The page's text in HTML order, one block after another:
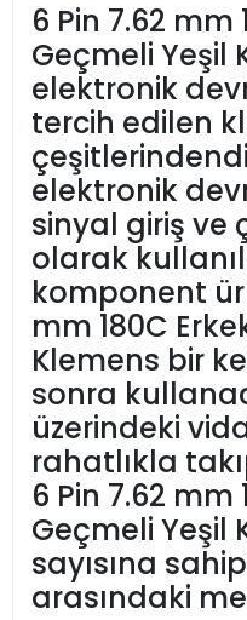
6 Pin 7.62 mm
Geçmeli Yeşil
elektronik
tercih edilen
elektronik
sinyal giriş ve
olarak
komponent
mm 180C
Klemens bir
sonra
üzerindeki
rahatlıkla
6 Pin 7.62 mm
Geçmeli Yeşil
sayısına
arasındaki